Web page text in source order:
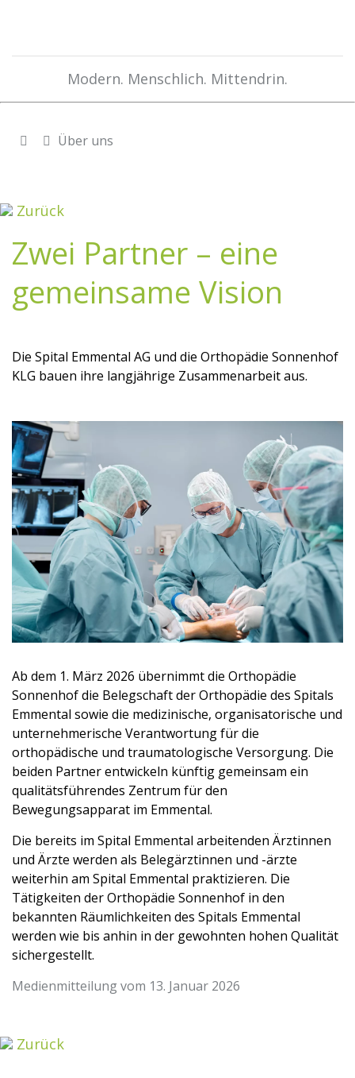
Modern. Menschlich. Mittendrin.
Über uns
Zurück
Zwei Partner – eine
gemeinsame Vision
Die Spital Emmental AG und die Orthopädie Sonnenhof
KLG bauen ihre langjährige Zusammenarbeit aus.
Ab dem 1. März 2026 übernimmt die Orthopädie
Sonnenhof die Belegschaft der Orthopädie des Spitals
Emmental sowie die medizinische, organisatorische und
unternehmerische Verantwortung für die
orthopädische und traumatologische Versorgung. Die
beiden Partner entwickeln künftig gemeinsam ein
qualitätsführendes Zentrum für den
Bewegungsapparat im Emmental.
Die bereits im Spital Emmental arbeitenden Ärztinnen
und Ärzte werden als Belegärztinnen und -ärzte
weiterhin am Spital Emmental praktizieren. Die
Tätigkeiten der Orthopädie Sonnenhof in den
bekannten Räumlichkeiten des Spitals Emmental
werden wie bis anhin in der gewohnten hohen Qualität
sichergestellt.
Medienmitteilung vom 13. Januar 2026
Zurück